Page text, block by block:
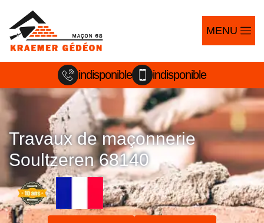
MENU
indisponible indisponible
Travaux de maçonnerie
Soultzeren 68140